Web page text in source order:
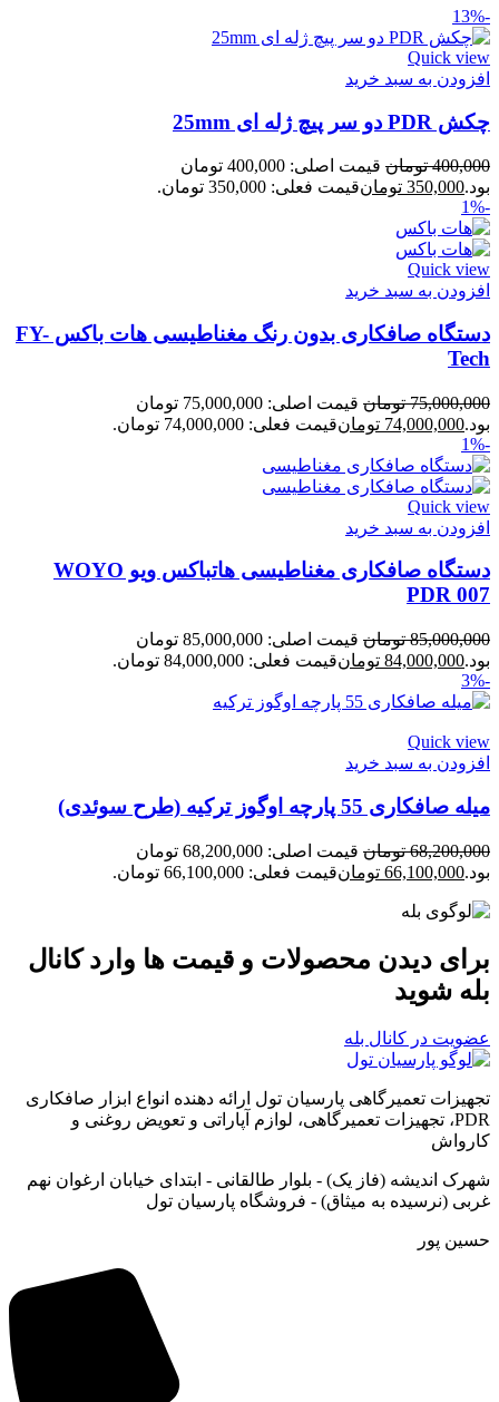
-13%
Quick view
افزودن به سبد خرید
چکش PDR دو سر پیچ ژله ای 25mm
400,000 تومان
قیمت اصلی: 400,000 تومان
بود.350,000 تومانقیمت فعلی: 350,000 تومان.
-1%
Quick view
افزودن به سبد خرید
دستگاه صافکاری بدون رنگ مغناطیسی هات باکس FY-
Tech
75,000,000 تومان
قیمت اصلی: 75,000,000 تومان
بود.74,000,000 تومانقیمت فعلی: 74,000,000 تومان.
-1%
Quick view
افزودن به سبد خرید
دستگاه صافکاری مغناطیسی هاتباکس ویو WOYO
PDR 007
85,000,000 تومان
قیمت اصلی: 85,000,000 تومان
بود.84,000,000 تومانقیمت فعلی: 84,000,000 تومان.
-3%
Quick view
افزودن به سبد خرید
میله صافکاری 55 پارچه اوگوز ترکیه (طرح سوئدی)
68,200,000 تومان
قیمت اصلی: 68,200,000 تومان
بود.66,100,000 تومانقیمت فعلی: 66,100,000 تومان.
برای دیدن محصولات و قیمت ها وارد کانال
بله شوید
عضویت در کانال بله
تجهیزات تعمیرگاهی پارسیان تول ارائه دهنده انواع ابزار صافکاری
PDR، تجهیزات تعمیرگاهی، لوازم آپاراتی و تعویض روغنی و
کارواش
شهرک اندیشه (فاز یک) - بلوار طالقانی - ابتدای خیابان ارغوان نهم
غربی (نرسیده به میثاق) - فروشگاه پارسیان تول
حسین پور